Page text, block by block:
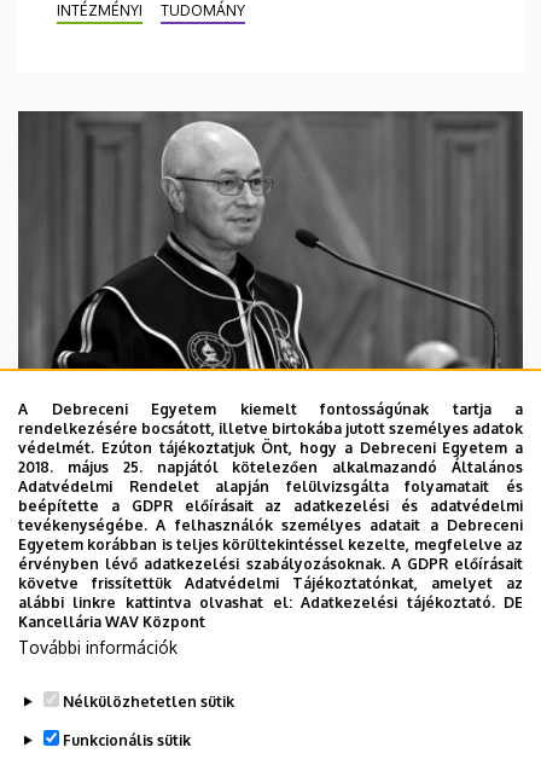
INTÉZMÉNYI TUDOMÁNY
2026. augusztus 5.
Díszdoktorát gyászolja a Debreceni
Egyetem
INTÉZMÉNYI TTK TUDOMÁNY
A Debreceni Egyetem kiemelt fontosságúnak tartja a
rendelkezésére bocsátott, illetve birtokába jutott személyes adatok
védelmét. Ezúton tájékoztatjuk Önt, hogy a Debreceni Egyetem a
2018. május 25. napjától kötelezően alkalmazandó Általános
Adatvédelmi Rendelet alapján felülvizsgálta folyamatait és
beépítette a GDPR előírásait az adatkezelési és adatvédelmi
tevékenységébe. A felhasználók személyes adatait a Debreceni
Egyetem korábban is teljes körültekintéssel kezelte, megfelelve az
érvényben lévő adatkezelési szabályozásoknak. A GDPR előírásait
követve frissítettük Adatvédelmi Tájékoztatónkat, amelyet az
alábbi linkre kattintva olvashat el:Adatkezelési tájékoztató. DE
Kancellária WAV Központ
További információk
Nélkülözhetetlen sütik
Funkcionális sütik